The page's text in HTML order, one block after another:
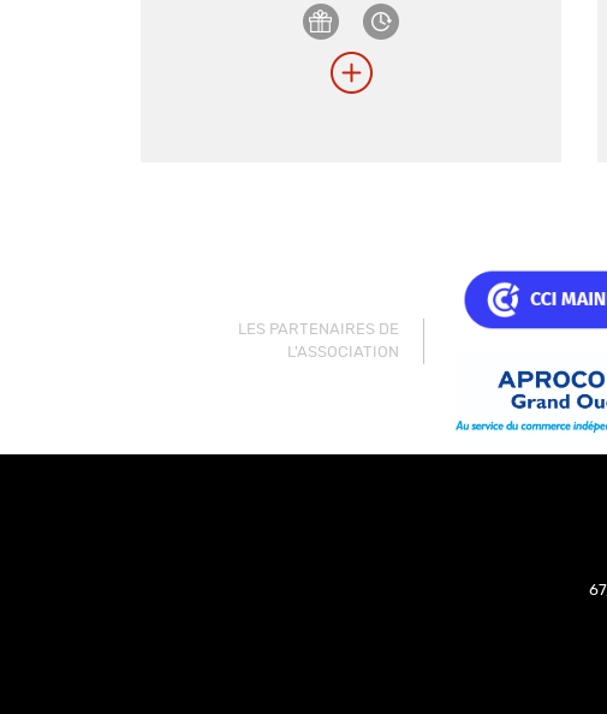
LES PARTENAIRES DE
L'ASSOCIATION